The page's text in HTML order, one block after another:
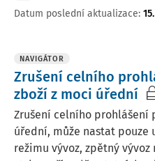
Datum poslední aktualizace:
NAVIGÁTOR
Zrušení celního
zboží z moci úřední
Zrušení celního prohlášení
úřední, může nastat pouze
režimu vývoz, zpětný